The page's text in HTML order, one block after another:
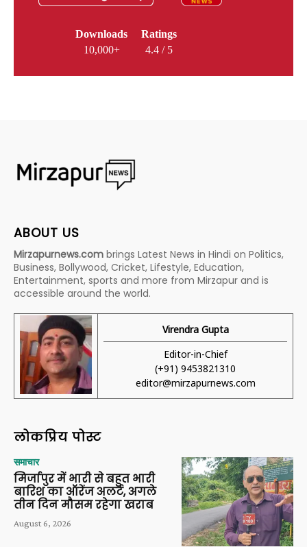
Downloads
10,000+
Ratings
4.4 / 5
ABOUT US
Mirzapurnews.com brings Latest News in Hindi on Politics,
Business, Bollywood, Cricket, Lifestyle, Education,
Entertainment, sports and more from Mirzapur and is
accessible around the world.
Virendra Gupta
Editor-in-Chief
(+91) 9453821310
editor@mirzapurnews.com
लोकप्रिय पोस्ट
समाचार
मिर्जापुर में भारी से बहुत भारी
बारिश का ऑरेंज अलर्ट, अगले
तीन दिन मौसम रहेगा खराब
August 6, 2026